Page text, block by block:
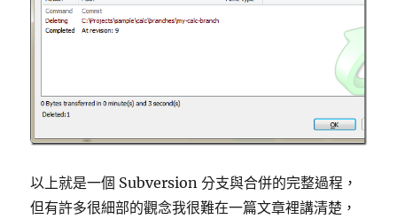
以上就是一個 Subversion 分支與合併的完整過程，
但有許多很細部的觀念我很難在一篇文章裡講清楚，